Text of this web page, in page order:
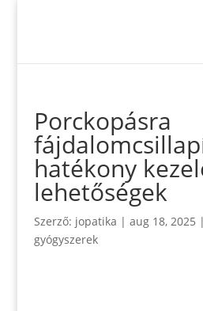
Porckopásra
hatékony
lehetőségek
Szerző: jopatika | aug 18, 2025 |
gyógyszerek